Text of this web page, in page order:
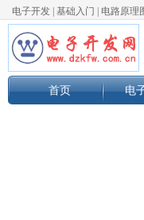
电子开发 基础入门 电路原理
首页 电